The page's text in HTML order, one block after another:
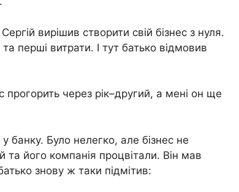
вирішив створити свій бізнес з нуля.
перші витрати. І тут батько відмовив
прогорить через рік–другий, а мені он ще
банку. Було нелегко, але бізнес не
та його компанія процвітали. Він мав
знову ж таки підмітив: